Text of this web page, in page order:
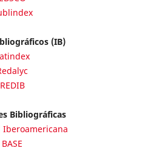
(IB)
REDIB
Bibliográficas
Iberoamericana
BASE